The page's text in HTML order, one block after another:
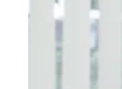
Mutinga
Parque Imperial
Recanto Phrynéa
Silveira
Vila Engenho Novo
Votupoca